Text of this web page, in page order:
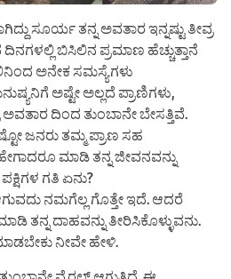
ಸೂರ್ಯ ತನ್ನ ಅವತಾರ ಇನ್ನಷ್ಟು ತೀವ್ರ
ದಿನಗಳಲ್ಲಿ ಬಿಸಿಲಿನ ಪ್ರಮಾಣ ಹೆಚ್ಚುತ್ತಾನೆ
ಅನೇಕ ಸಮಸ್ಯೆಗಳು
ಅಷ್ಟೇ ಅಲ್ಲದೆ ಪ್ರಾಣಿಗಳು,
ದಿಂದ ತುಂಬಾನೇ ಬೇಸತ್ತಿವೆ.
ಜನರು ತಮ್ಮ ಪ್ರಾಣ ಸಹ
ಹೇಗಾದರೂ ಮಾಡಿ ತನ್ನ ಜೀವನವನ್ನು
ಪಕ್ಷಿಗಳ ಗತಿ ಏನು?
ನಮಗೆಲ್ಲ ಗೊತ್ತೇ ಇದೆ. ಆದರೆ
ತನ್ನ ದಾಹವನ್ನು ತೀರಿಸಿಕೊಳ್ಳುವನು.
ನೀವೇ ಹೇಳಿ.